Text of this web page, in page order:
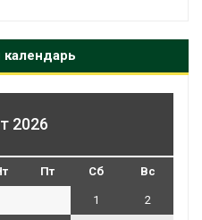
2026
Пт Сб Вс
1 2